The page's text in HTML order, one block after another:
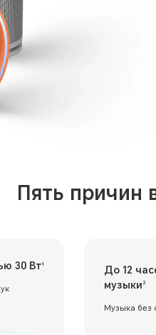
Пять причин
30 Вт1
До 12
музыки 2
Музыка без